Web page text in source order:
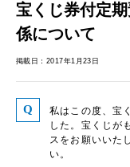
宝くじ券付定
係について
掲載日：2017年1月23日
私はこの度、宝
した。宝くじが
スをお願いいた
い。